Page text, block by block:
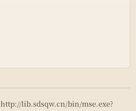
http://lib.sdsqw.cn/bin/mse.exe?